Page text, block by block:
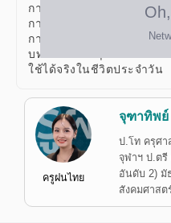
การศึกษาขั้นพื้นฐาน โดยข้อ
การอ่าน การเขียน การฟัง
การคิดวิเคราะห์จากสถาน
บทความต่าง ๆ ซึ่งเป็นทักษ
ใช้ได้จริงในชีวิตประจำวัน
ครูฝนไทย
จุฑาทิพย์
ป.โท ครุศ
จุฬาฯ ป.ต
อันดับ 2) มั
สังคมศาสต